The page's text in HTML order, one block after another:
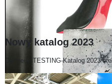
Nowy katalog 2023
Der neue TESTING-Katalog 2023